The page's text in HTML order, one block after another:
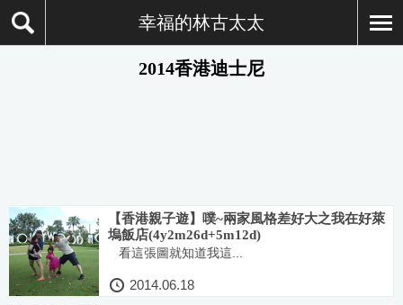
幸福的林古太太
2014香港迪士尼
【香港親子遊】噗~兩家風格差好大之我在好萊
塢飯店(4y2m26d+5m12d)
看這張圖就知道我這...
2014.06.18